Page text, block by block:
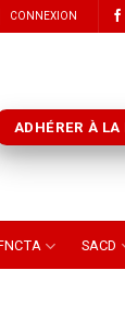
CONNEXION
ADHÉRER À LA
SACD